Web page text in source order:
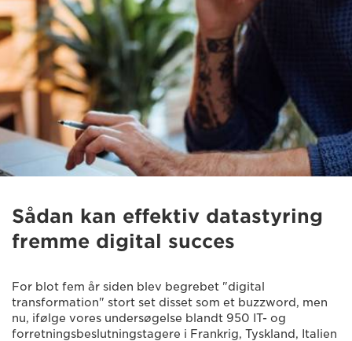
Sådan kan effektiv datastyring
fremme digital succes
For blot fem år siden blev begrebet "digital
transformation" stort set disset som et buzzword, men
nu, ifølge vores undersøgelse blandt 950 IT- og
forretningsbeslutningstagere i Frankrig, Tyskland, Italien